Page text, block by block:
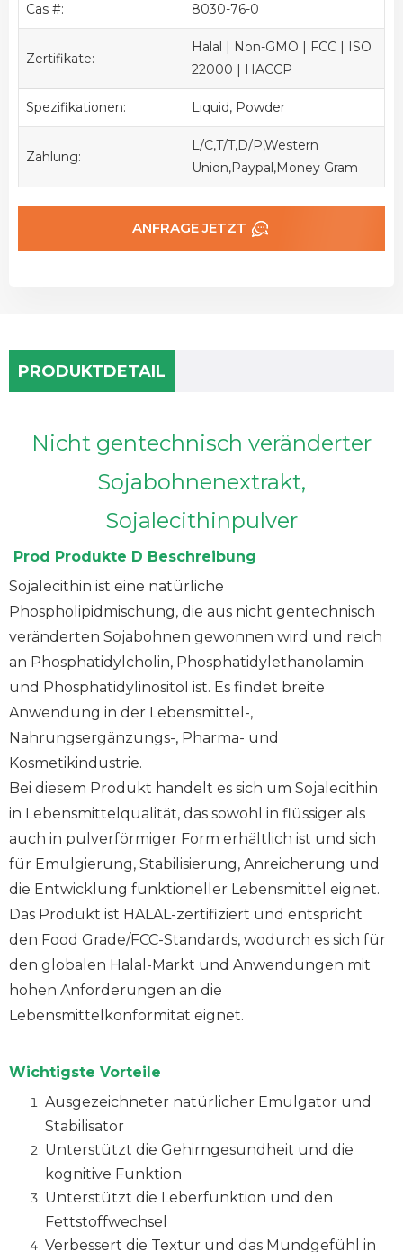
Cas #: 8030-76-0
Zertifikate:
Halal | Non-GMO | FCC | ISO
22000 | HACCP
Spezifikationen: Liquid, Powder
Zahlung:
L/C,T/T,D/P,Western
Union,Paypal,Money Gram
ANFRAGE JETZT
PRODUKTDETAIL
Nicht gentechnisch veränderter
Sojabohnenextrakt,
Sojalecithinpulver
Prod Produkte D Beschreibung
Sojalecithin ist eine natürliche
Phospholipidmischung, die aus nicht gentechnisch
veränderten Sojabohnen gewonnen wird und reich
an Phosphatidylcholin, Phosphatidylethanolamin
und Phosphatidylinositol ist. Es findet breite
Anwendung in der Lebensmittel-,
Nahrungsergänzungs-, Pharma- und
Kosmetikindustrie.
Bei diesem Produkt handelt es sich um Sojalecithin
in Lebensmittelqualität, das sowohl in flüssiger als
auch in pulverförmiger Form erhältlich ist und sich
für Emulgierung, Stabilisierung, Anreicherung und
die Entwicklung funktioneller Lebensmittel eignet.
Das Produkt ist HALAL-zertifiziert und entspricht
den Food Grade/FCC-Standards, wodurch es sich für
den globalen Halal-Markt und Anwendungen mit
hohen Anforderungen an die
Lebensmittelkonformität eignet.
Wichtigste Vorteile
Ausgezeichneter natürlicher Emulgator und
Stabilisator
Unterstützt die Gehirngesundheit und die
kognitive Funktion
Unterstützt die Leberfunktion und den
Fettstoffwechsel
Verbessert die Textur und das Mundgefühl in